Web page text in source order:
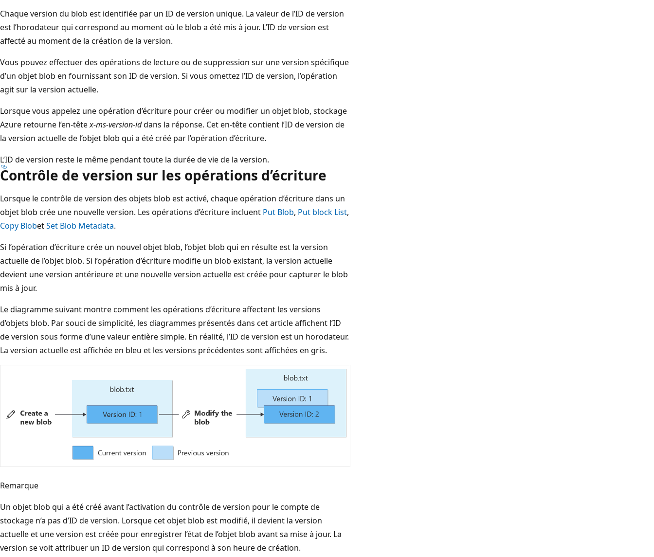
Chaque version du blob est identifiée par un ID de version unique. La valeur de l’ID de version
est l’horodateur qui correspond au moment où le blob a été mis à jour. L’ID de version est
affecté au moment de la création de la version.
Vous pouvez effectuer des opérations de lecture ou de suppression sur une version spécifique
d’un objet blob en fournissant son ID de version. Si vous omettez l’ID de version, l’opération
agit sur la version actuelle.
Lorsque vous appelez une opération d’écriture pour créer ou modifier un objet blob, stockage
Azure retourne l’en-têtex-ms-version-iddans la réponse. Cet en-tête contient l’ID de version de
la version actuelle de l’objet blob qui a été créé par l’opération d’écriture.
L’ID de version reste le même pendant toute la durée de vie de la version.
Contrôle de version sur les opérations d’écriture
Lorsque le contrôle de version des objets blob est activé, chaque opération d’écriture dans un
objet blob crée une nouvelle version. Les opérations d’écriture incluent Put Blob, Put block List,
Copy BlobetSet Blob Metadata.
Si l’opération d’écriture crée un nouvel objet blob, l’objet blob qui en résulte est la version
actuelle de l’objet blob. Si l’opération d’écriture modifie un blob existant, la version actuelle
devient une version antérieure et une nouvelle version actuelle est créée pour capturer le blob
mis à jour.
Le diagramme suivant montre comment les opérations d’écriture affectent les versions
d’objets blob. Par souci de simplicité, les diagrammes présentés dans cet article affichent l’ID
de version sous forme d’une valeur entière simple. En réalité, l’ID de version est un horodateur.
La version actuelle est affichée en bleu et les versions précédentes sont affichées en gris.
Remarque
Un objet blob qui a été créé avant l’activation du contrôle de version pour le compte de
stockage n’a pas d’ID de version. Lorsque cet objet blob est modifié, il devient la version
actuelle et une version est créée pour enregistrer l’état de l’objet blob avant sa mise à jour. La
version se voit attribuer un ID de version qui correspond à son heure de création.